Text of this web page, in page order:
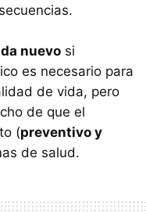
nuevo si
es necesario para
de vida, pero
de que el
(preventivo y
de salud.